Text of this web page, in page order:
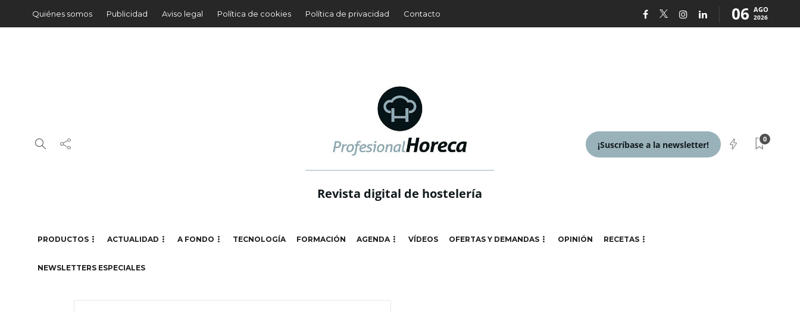
Quiénes somos Publicidad Aviso legal Política de cookies Política de privacidad Contacto 06 AGO
2026
Revista digital de hostelería
¡Suscríbase a la newsletter!
0
PRODUCTOS ACTUALIDAD A FONDO TECNOLOGÍA FORMACIÓN AGENDA VÍDEOS OFERTAS Y DEMANDAS OPINIÓN RECETAS
NEWSLETTERS ESPECIALES